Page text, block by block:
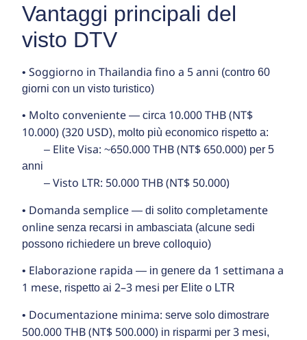
Vantaggi principali del
visto DTV
• Soggiorno in Thailandia fino a 5 anni (contro 60
giorni con un visto turistico)
• Molto conveniente — circa 10.000 THB (NT$
10.000) (320 USD), molto più economico rispetto a:
– Elite Visa: ~650.000 THB (NT$ 650.000) per 5
anni
– Visto LTR: 50.000 THB (NT$ 50.000)
• Domanda semplice — di solito completamente
online senza recarsi in ambasciata (alcune sedi
possono richiedere un breve colloquio)
• Elaborazione rapida — in genere da 1 settimana a
1 mese, rispetto ai 2–3 mesi per Elite o LTR
• Documentazione minima: serve solo dimostrare
500.000 THB (NT$ 500.000) in risparmi per 3 mesi,